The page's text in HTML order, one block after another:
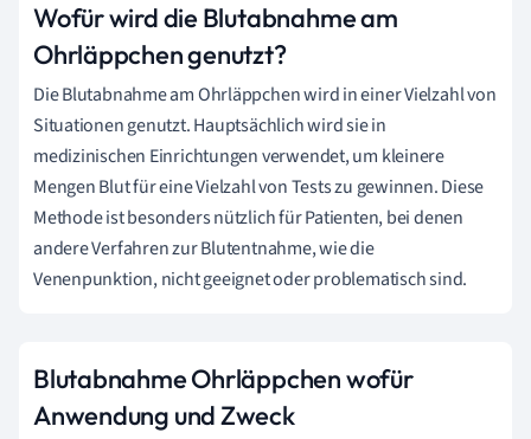
Wofür wird die Blutabnahme am
Ohrläppchen genutzt?
Die Blutabnahme am Ohrläppchen wird in einer Vielzahl von
Situationen genutzt. Hauptsächlich wird sie in
medizinischen Einrichtungen verwendet, um kleinere
Mengen Blut für eine Vielzahl von Tests zu gewinnen. Diese
Methode ist besonders nützlich für Patienten, bei denen
andere Verfahren zur Blutentnahme, wie die
Venenpunktion, nicht geeignet oder problematisch sind.
Blutabnahme Ohrläppchen wofür
Anwendung und Zweck